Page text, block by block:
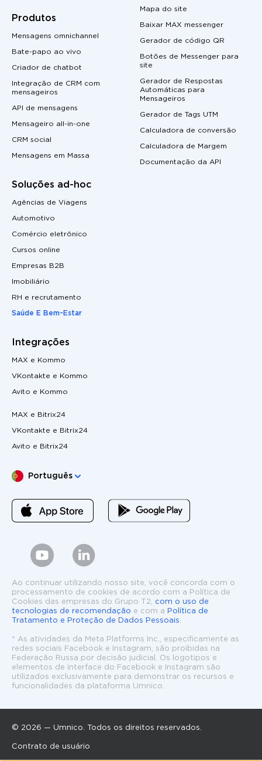
Produtos
Mensagens omnichannel
Bate-papo ao vivo
Criador de chatbot
Integração de CRM com
mensageiros
API de mensagens
Mensageiro all-in-one
CRM social
Mensagens em Massa
Soluções ad-hoc
Agências de Viagens
Automotivo
Comércio eletrônico
Cursos online
Empresas B2B
Imobiliário
RH e recrutamento
Saúde E Bem-Estar
Integrações
MAX e Kommo
VKontakte e Kommo
Avito e Kommo
MAX e Bitrix24
VKontakte e Bitrix24
Avito e Bitrix24
Mapa do site
Baixar MAX messenger
Gerador de código QR
Botões de Messenger para
site
Gerador de Respostas
Automáticas para
Mensageiros
Gerador de Tags UTM
Calculadora de conversão
Calculadora de Margem
Documentação da API
Escolha o seu idioma
Português
Ao continuar utilizando nosso site, você concorda com o
processamento de cookies de acordo com a Política de
Cookies das empresas do Grupo T2, com o uso de
tecnologias de recomendação e com a
Política de
Tratamento e Proteção de Dados Pessoais
* As atividades da Meta Platforms Inc., especificamente as
redes sociais Facebook e Instagram, são proibidas na
Federação Russa por decisão judicial. Os logotipos e
elementos de interface do Facebook e Instagram são
utilizados exclusivamente para demonstrar os recursos e
funcionalidades da plataforma Umnico.
© 2026 — Umnico. Todos os direitos reservados.
Contrato de usuário